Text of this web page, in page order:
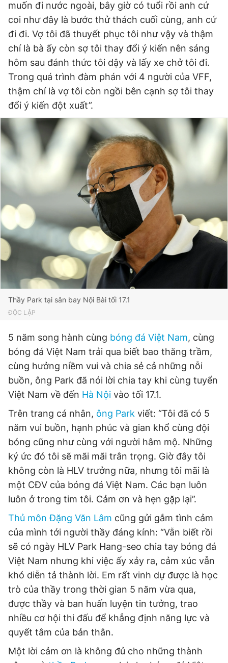
muốn đi nước ngoài, bây giờ có tuổi rồi anh cứ
coi như đây là bước thử thách cuối cùng, anh cứ
đi đi. Vợ tôi đã thuyết phục tôi như vậy và thậm
chí là bà ấy còn sợ tôi thay đổi ý kiến nên sáng
hôm sau đánh thức tôi dậy và lấy xe chở tôi đi.
Trong quá trình đàm phán với 4 người của VFF,
thậm chí là vợ tôi còn ngồi bên cạnh sợ tôi thay
đổi ý kiến đột xuất”.
Thầy Park tại sân bay Nội Bài tối 17.1
ĐỘC LẬP
5 năm song hành cùng bóng đá Việt Nam, cùng
bóng đá Việt Nam trải qua biết bao thăng trầm,
cùng hưởng niềm vui và chia sẻ cả những nỗi
buồn, ông Park đã nói lời chia tay khi cùng tuyển
Việt Nam về đến Hà Nội vào tối 17.1.
Trên trang cá nhân, ông Park viết: “Tôi đã có 5
năm vui buồn, hạnh phúc và gian khổ cùng đội
bóng cũng như cùng với người hâm mộ. Những
ký ức đó tôi sẽ mãi mãi trân trọng. Giờ đây tôi
không còn là HLV trưởng nữa, nhưng tôi mãi là
một CĐV của bóng đá Việt Nam. Các bạn luôn
luôn ở trong tim tôi. Cảm ơn và hẹn gặp lại”.
Thủ môn Đặng Văn Lâm cũng gửi gắm tình cảm
của mình tới người thầy đáng kính: “Vẫn biết rồi
sẽ có ngày HLV Park Hang-seo chia tay bóng đá
Việt Nam nhưng khi việc ấy xảy ra, cảm xúc vẫn
khó diễn tả thành lời. Em rất vinh dự được là học
trò của thầy trong thời gian 5 năm vừa qua,
được thầy và ban huấn luyện tin tưởng, trao
nhiều cơ hội thi đấu để khẳng định năng lực và
quyết tâm của bản thân.
Một lời cảm ơn là không đủ cho những thành